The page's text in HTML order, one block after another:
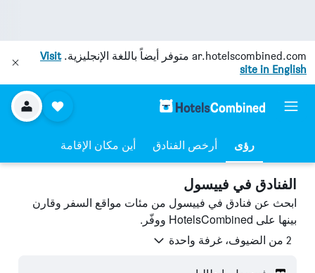
ar.hotelscombined.com متوفر أيضاً باللغة الإنجليزية.Visit
site in English
رؤى أرخص الفنادق أين مكان الإقامة
الفنادق في فييسول
ابحث عن فنادق في فييسول من مئات مواقع السفر وقارن
بينها على HotelsCombined ووفّر.
2 من الضيوف، غرفة واحدة